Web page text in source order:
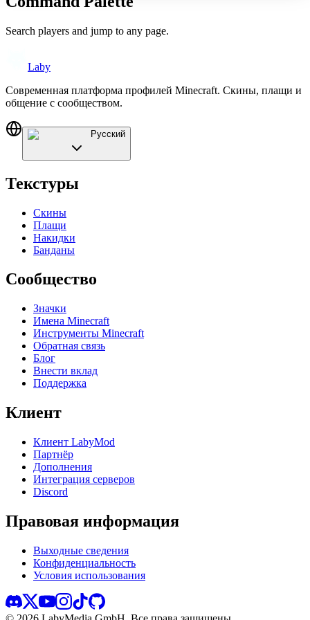
Search players and jump to any page.
Laby
Современная платформа профилей Minecraft. Скины, плащи и
общение с сообществом.
Русский
Текстуры
Скины
Плащи
Накидки
Банданы
Сообщество
Значки
Имена Minecraft
Инструменты Minecraft
Обратная связь
Блог
Внести вклад
Поддержка
Клиент
Клиент LabyMod
Партнёр
Дополнения
Интеграция серверов
Discord
Правовая информация
Выходные сведения
Конфиденциальность
Условия использования